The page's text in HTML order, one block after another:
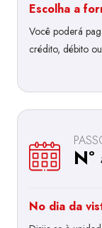
Escolha a
Você poderá
crédito, débito
Nº
No dia da